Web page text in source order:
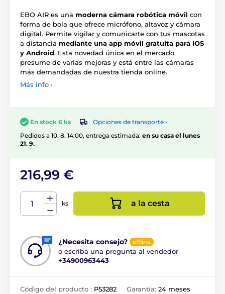
EBO AIR es una moderna cámara robótica móvil con
forma de bola que ofrece micrófono, altavoz y cámara
digital. Permite vigilar y comunicarte con tus mascotas
a distancia mediante una app móvil gratuita para iOS
y Android. Esta novedad única en el mercado
presume de varias mejoras y está entre las cámaras
más demandadas de nuestra tienda online.
Más info ›
En stock 6 ks
Opciones de transporte ›
Pedidos a 10. 8. 14:00, entrega estimada: en su casa el lunes
21. 9.
216,99 €
ks a la cesta
¿Necesita consejo? offline
o escriba una pregunta al vendedor
+34900963443
Código del producto : P53282 Garantía: 24 meses